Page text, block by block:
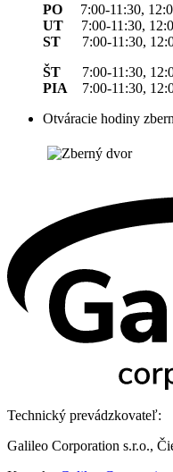
PO 7:00-11:30,
UT 7:00-11:30,
ST 7:00-11:30,
ŠT 7:00-11:30,
PIA 7:00-11:30,
Otváracie hodiny
Technický prevádzkovateľ:
Galileo Corporation s.r.o.,